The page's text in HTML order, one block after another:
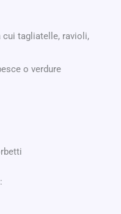
cui tagliatelle, ravioli,
o verdure